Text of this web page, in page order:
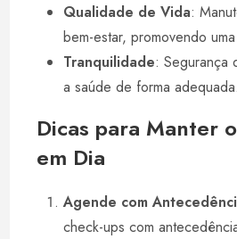
Qualidade de Vida:
bem-estar, promovendo
Tranquilidade: Segurança
a saúde de forma adequada.
Dicas para Manter
em Dia
Agende com
check-ups com